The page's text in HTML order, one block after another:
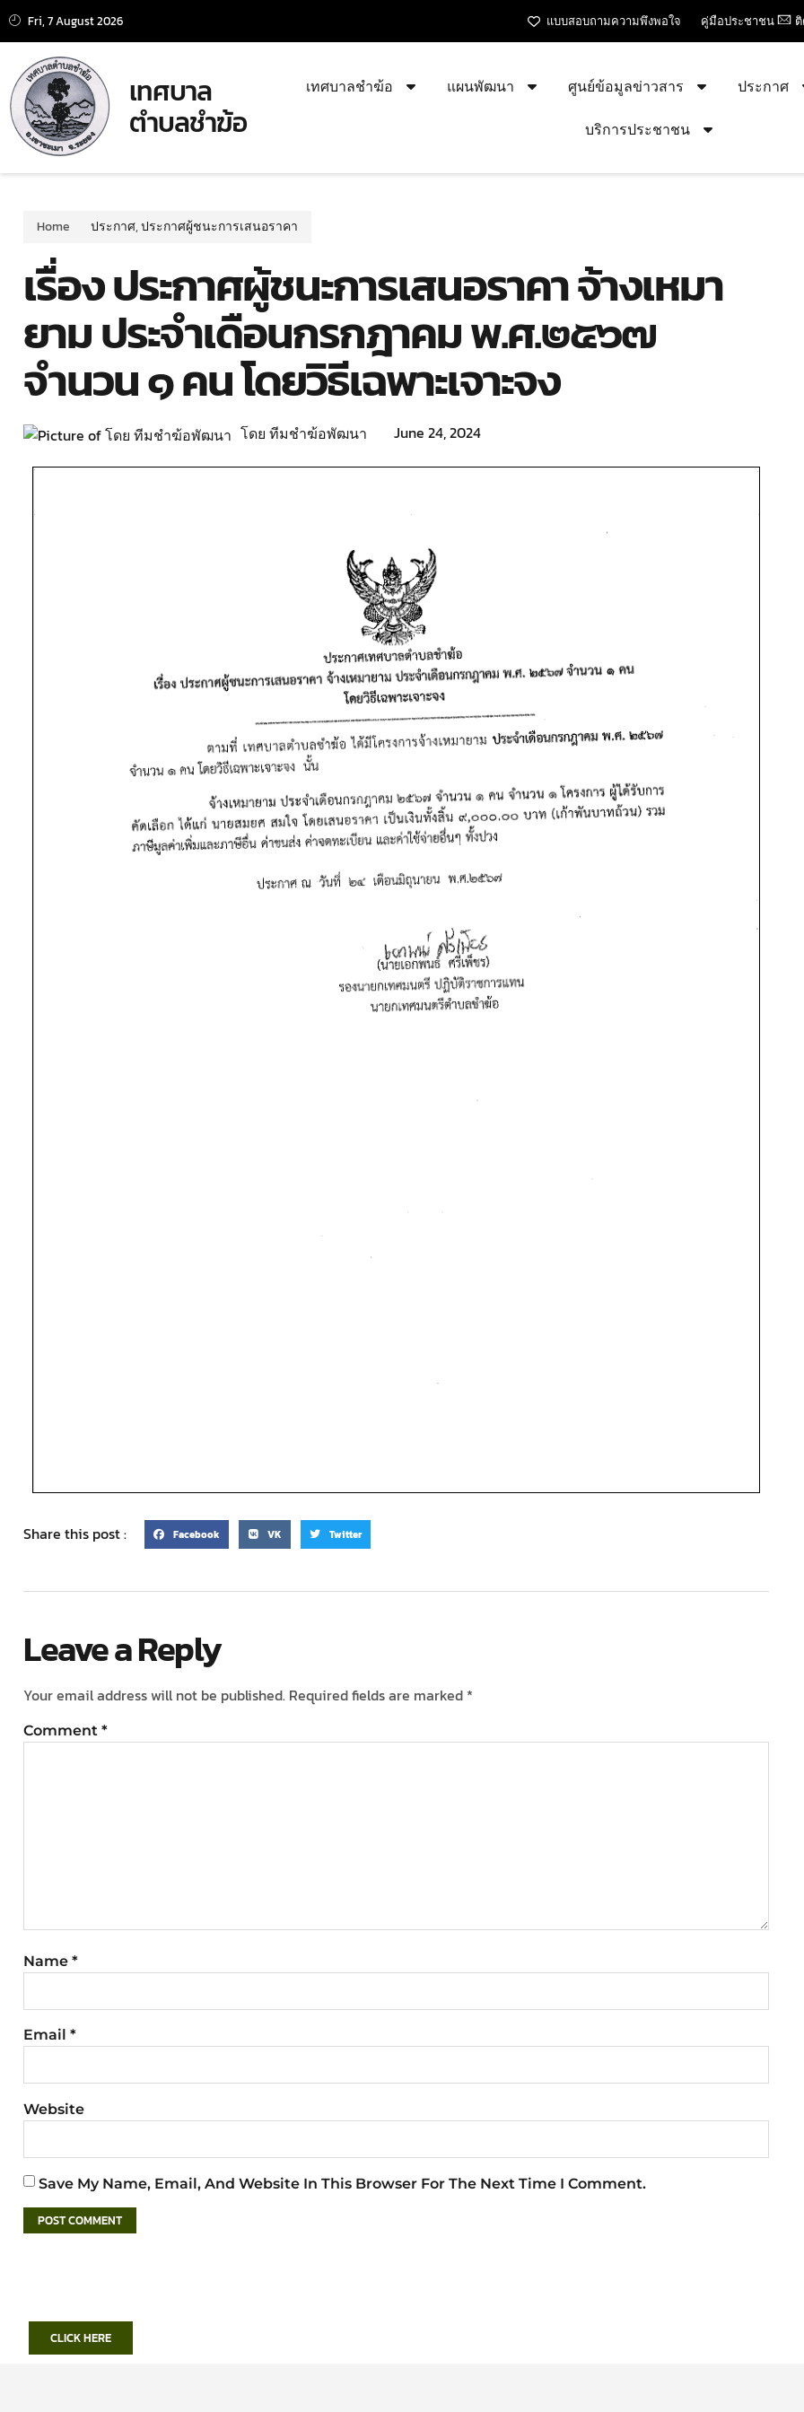
Fri, 7 August 2026 แบบสอบถามความพึงพอใจ คู่มือประชาชน
เทศบาล
ตำบลชำฆ้อ
เทศบาลชำฆ้อ แผนพัฒนา ศูนย์ข้อมูลข่าวสาร ประกาศ
บริการประชาชน
Home ประกาศ,ประกาศผู้ชนะการเสนอราคา
เรื่อง ประกาศผู้ชนะการเสนอราคา จ้างเหมา
ยาม ประจำเดือนกรกฎาคม พ.ศ.๒๕๖๗
จำนวน ๑ คน โดยวิธีเฉพาะเจาะจง
โดย ทีมชำฆ้อพัฒนา June 24, 2024
Share this post : Facebook VK Twitter
Leave a Reply
Your email address will not be published. Required fields are marked *
Comment *
Name *
Email *
Website
Save My Name, Email, And Website In This Browser For The Next Time I Comment.
CLICK HERE